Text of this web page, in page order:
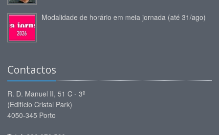
Modalidade de horário em meia jornada (até 31/ago)
Contactos
R. D. Manuel II, 51 C - 3º
(Edifício Cristal Park)
4050-345 Porto